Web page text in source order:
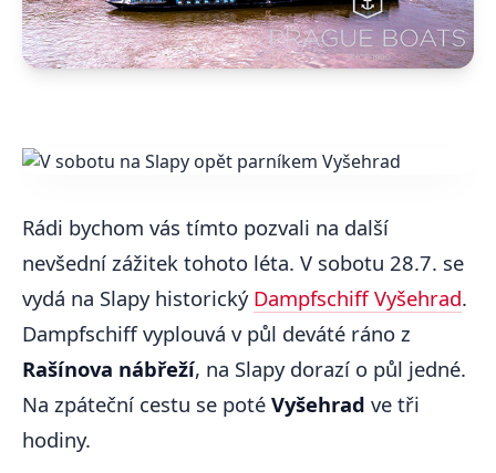
Rádi bychom vás tímto pozvali na další
nevšední zážitek tohoto léta. V sobotu 28.7. se
vydá na Slapy historický Dampfschiff Vyšehrad.
Dampfschiff vyplouvá v půl deváté ráno z
Rašínova nábřeží, na Slapy dorazí o půl jedné.
Na zpáteční cestu se poté Vyšehrad ve tři
hodiny.